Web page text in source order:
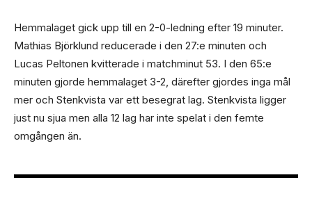
Hemmalaget gick upp till en 2-0-ledning efter 19 minuter.
Mathias Björklund reducerade i den 27:e minuten och
Lucas Peltonen kvitterade i matchminut 53. I den 65:e
minuten gjorde hemmalaget 3-2, därefter gjordes inga mål
mer och Stenkvista var ett besegrat lag. Stenkvista ligger
just nu sjua men alla 12 lag har inte spelat i den femte
omgången än.